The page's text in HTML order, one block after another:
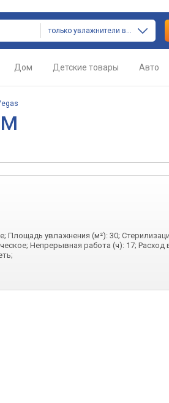
только увлажнители воздуха
Дом Детские товары Авто
Площадь увлажнения (м²): 30;
Непрерывная работа (ч): 17;